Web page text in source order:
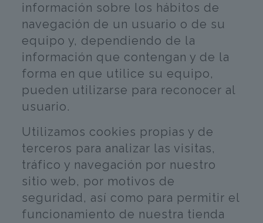
información sobre los hábitos de
navegación de un usuario o de su
equipo y, dependiendo de la
información que contengan y de la
forma en que utilice su equipo,
pueden utilizarse para reconocer al
usuario.
Utilizamos cookies propias y de
terceros para analizar las visitas,
tráfico y navegación por nuestro
sitio web, por motivos de
seguridad, así como para permitir el
funcionamiento de nuestra tienda